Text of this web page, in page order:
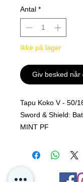
Antal *
Ikke på lager
Giv besked når
Tapu Koko V - 50/
Sword & Shield:
MINT PF
Alle kjøp er Final
Dette er for å sikre